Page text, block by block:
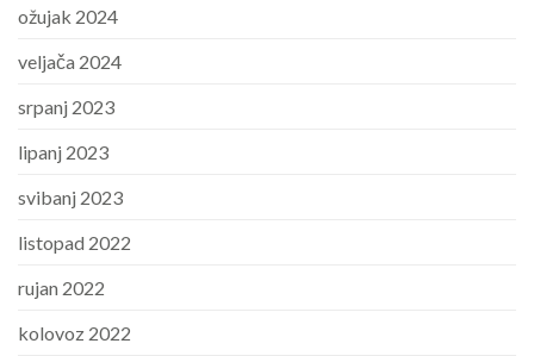
ožujak 2024
veljača 2024
srpanj 2023
lipanj 2023
svibanj 2023
listopad 2022
rujan 2022
kolovoz 2022